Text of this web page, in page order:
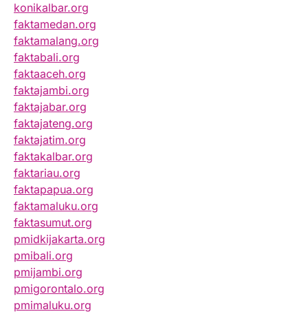
konikalbar.org
faktamedan.org
faktamalang.org
faktabali.org
faktaaceh.org
faktajambi.org
faktajabar.org
faktajateng.org
faktajatim.org
faktakalbar.org
faktariau.org
faktapapua.org
faktamaluku.org
faktasumut.org
pmidkijakarta.org
pmibali.org
pmijambi.org
pmigorontalo.org
pmimaluku.org